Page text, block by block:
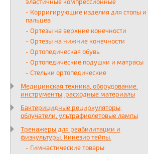
эластичные компрессионные
- Корригирующие изделия для стопы и
пальцев
- Ортезы на верхние конечности
- Ортезы на нижние конечности
- Ортопедическая обувь
- Ортопедические подушки и матрасы
- Стельки ортопедические
Медицинская техника, оборудование.
инструменты, расходные материалы
Бактерицидные рециркуляторы,
облучатели, ультрафиолетовые лампы
Тренажеры для реабилитации и
физкультуры. Кинезио тейпы.
- Гимнастические товары